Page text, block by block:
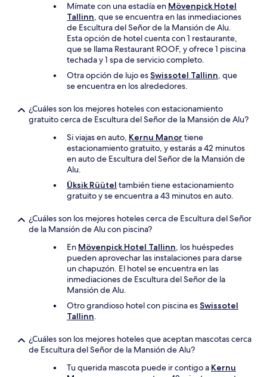
Mímate con una estadía en Mövenpick Hotel
Tallinn, que se encuentra en las inmediaciones
de Escultura del Señor de la Mansión de Alu.
Esta opción de hotel cuenta con 1 restaurante,
que se llama Restaurant ROOF, y ofrece 1 piscina
techada y 1 spa de servicio completo.
Otra opción de lujo esSwissotel Tallinn, que
se encuentra en los alrededores.
¿Cuáles son los mejores hoteles con estacionamiento
gratuito cerca de Escultura del Señor de la Mansión de Alu?
Si viajas en auto, Kernu Manor tiene
estacionamiento gratuito, y estarás a 42 minutos
en auto de Escultura del Señor de la Mansión de
Alu.
Üksik Rüütel también tiene estacionamiento
gratuito y se encuentra a 43 minutos en auto.
¿Cuáles son los mejores hoteles cerca de Escultura del Señor
de la Mansión de Alu con piscina?
En Mövenpick Hotel Tallinn, los huéspedes
pueden aprovechar las instalaciones para darse
un chapuzón. El hotel se encuentra en las
inmediaciones de Escultura del Señor de la
Mansión de Alu.
Otro grandioso hotel con piscina esSwissotel
Tallinn.
¿Cuáles son los mejores hoteles que aceptan mascotas cerca
de Escultura del Señor de la Mansión de Alu?
Tu querida mascota puede ir contigo a Kernu